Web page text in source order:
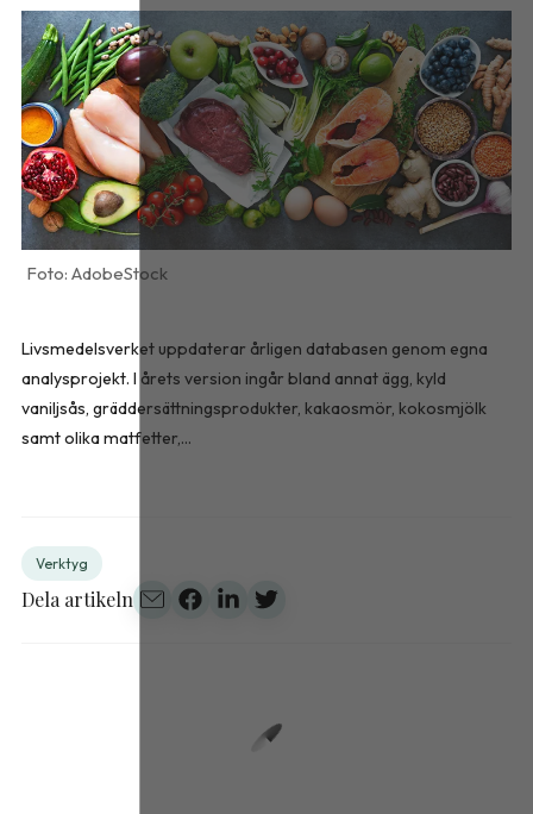
AdobeStock
Livsmedelsverket uppdaterar årligen databasen genom egna
analysprojekt. I årets version ingår bland annat ägg, kyld
vaniljsås, gräddersättningsprodukter, kakaosmör, kokosmjölk
samt olika matfetter,...
Verktyg
Dela artikeln